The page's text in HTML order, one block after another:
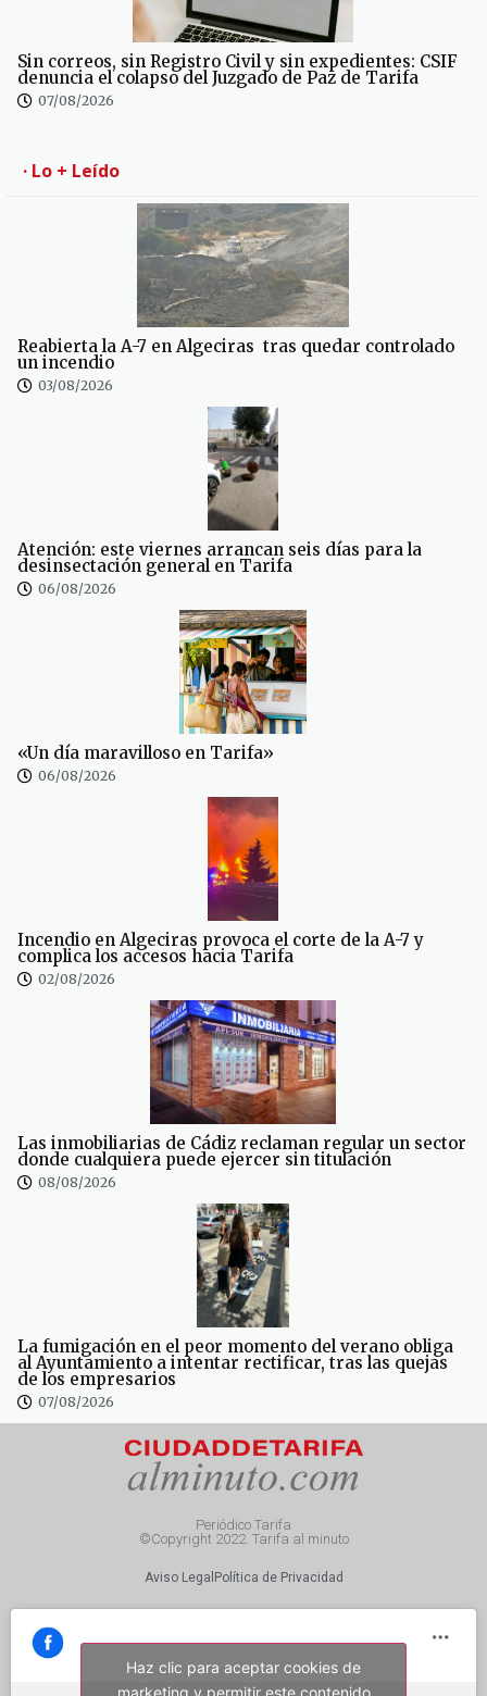
Sin correos, sin Registro Civil y sin expedientes: CSIF
denuncia el colapso del Juzgado de Paz de Tarifa
07/08/2026
· Lo + Leído
Reabierta la A-7 en Algeciras tras quedar controlado
un incendio
03/08/2026
Atención: este viernes arrancan seis días para la
desinsectación general en Tarifa
06/08/2026
«Un día maravilloso en Tarifa»
06/08/2026
Incendio en Algeciras provoca el corte de la A-7 y
complica los accesos hacia Tarifa
02/08/2026
Las inmobiliarias de Cádiz reclaman regular un sector
donde cualquiera puede ejercer sin titulación
08/08/2026
La fumigación en el peor momento del verano obliga
al Ayuntamiento a intentar rectificar, tras las quejas
de los empresarios
07/08/2026
Periódico Tarifa
©Copyright 2022. Tarifa al minuto
Aviso Legal Política de Privacidad
Haz clic para aceptar cookies de
marketing y permitir este contenido